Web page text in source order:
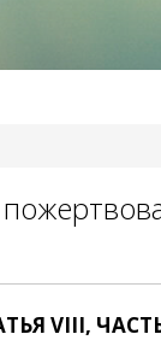
VIII,